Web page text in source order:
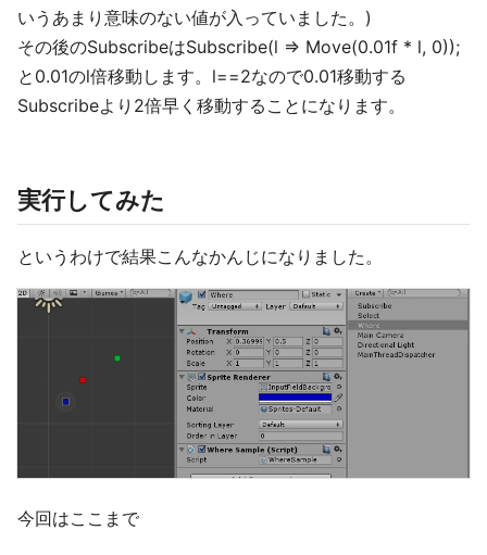
いうあまり意味のない値が入っていました。)
その後のSubscribeはSubscribe(l => Move(0.01f * l, 0));
と0.01のl倍移動します。l==2なので0.01移動する
Subscribeより2倍早く移動することになります。
実行してみた
というわけで結果こんなかんじになりました。
今回はここまで